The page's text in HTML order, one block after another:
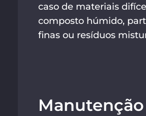
caso de materiais
composto húmido,
finas ou resíduos
Manutenção